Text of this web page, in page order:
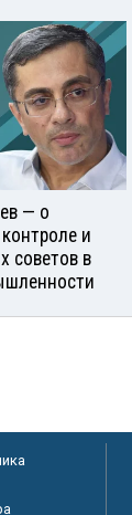
— о
и
советов в